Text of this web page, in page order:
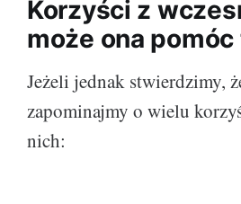
Korzyści z
może ona
Jeżeli jednak stwierdzimy,
zapominajmy o wielu
nich: